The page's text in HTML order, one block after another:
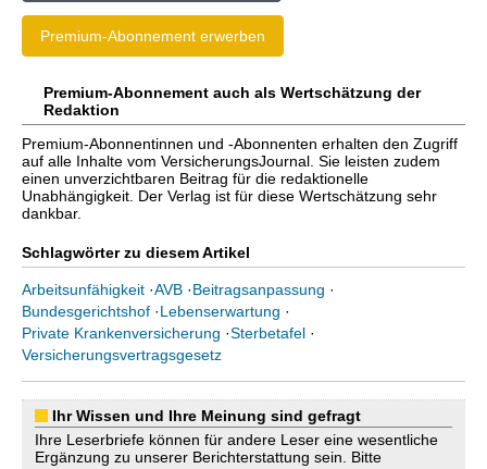
Premium-Abonnement erwerben
Premium-Abonnement auch als Wertschätzung der
Redaktion
Premium-Abonnentinnen und -Abonnenten erhalten den Zugriff
auf alle Inhalte vom VersicherungsJournal. Sie leisten zudem
einen unverzichtbaren Beitrag für die redaktionelle
Unabhängigkeit. Der Verlag ist für diese Wertschätzung sehr
dankbar.
Schlagwörter zu diesem Artikel
Arbeitsunfähigkeit ·AVB ·Beitragsanpassung ·
Bundesgerichtshof ·Lebenserwartung ·
Private Krankenversicherung ·Sterbetafel ·
Versicherungsvertragsgesetz
Ihr Wissen und Ihre Meinung sind gefragt
Ihre Leserbriefe können für andere Leser eine wesentliche
Ergänzung zu unserer Berichterstattung sein. Bitte